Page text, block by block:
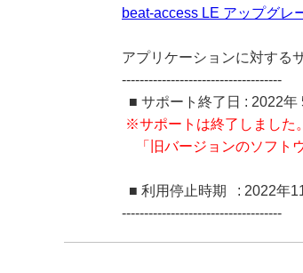
beat-access LE アップグレ
アプリケーションに対する
------------------------------------
■ サポート終了日 : 2022年
※サポートは終了しました。
「旧バージョンのソフト
■ 利用停止時期 : 2022年
------------------------------------